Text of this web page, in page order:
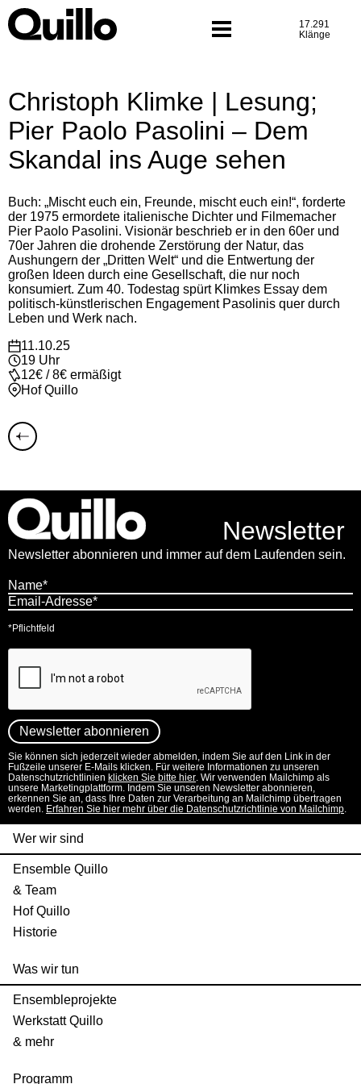
Skip
to
content
17.291
Klänge
Programm
Christoph Klimke | Lesung;
Pier Paolo Pasolini – Dem
Skandal ins Auge sehen
Buch: „Mischt euch ein, Freunde, mischt euch ein!“, forderte
der 1975 ermordete italienische Dichter und Filmemacher
Pier Paolo Pasolini. Visionär beschrieb er in den 60er und
70er Jahren die drohende Zerstörung der Natur, das
Aushungern der „Dritten Welt“ und die Entwertung der
großen Ideen durch eine Gesellschaft, die nur noch
konsumiert. Zum 40. Todestag spürt Klimkes Essay dem
politisch-künstlerischen Engagement Pasolinis quer durch
Leben und Werk nach.
11.10.25
19 Uhr
12€ / 8€ ermäßigt
Hof Quillo
Newsletter
Newsletter abonnieren und immer auf dem Laufenden sein.
*Pflichtfeld
Sie können sich jederzeit wieder abmelden, indem Sie auf den Link in der
Fußzeile unserer E-Mails klicken. Für weitere Informationen zu unseren
Datenschutzrichtlinien klicken Sie bitte hier. Wir verwenden Mailchimp als
unsere Marketingplattform. Indem Sie unseren Newsletter abonnieren,
erkennen Sie an, dass Ihre Daten zur Verarbeitung an Mailchimp übertragen
werden. Erfahren Sie hier mehr über die Datenschutzrichtlinie von Mailchimp.
Wer wir sind
Ensemble Quillo
& Team
Hof Quillo
Historie
Was wir tun
Ensembleprojekte
Werkstatt Quillo
& mehr
Programm